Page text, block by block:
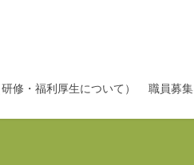
修・福利厚生について） 職員募集